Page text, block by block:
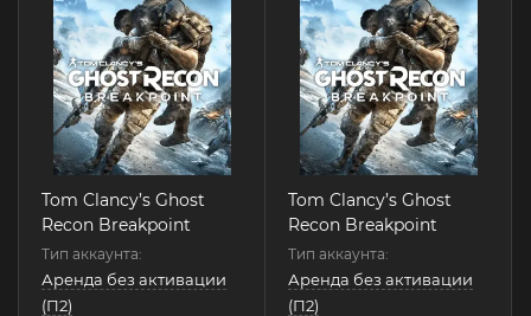
Tom Clancy’s Ghost
Recon Breakpoint
Тип аккаунта:
Аренда без активации
(П2)
Tom Clancy’s Ghost
Recon Breakpoint
Тип аккаунта:
Аренда без активации
(П2)